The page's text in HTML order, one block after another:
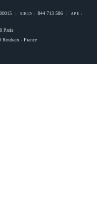
SIREN : 844 713 586 APE :
Paris
- France